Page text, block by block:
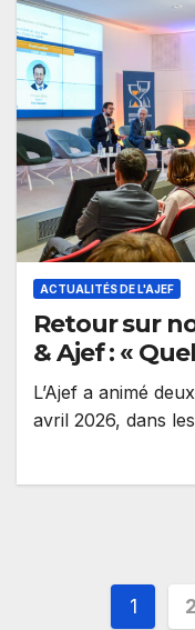
ACTUALITÉS DE L'AJEF
Retour sur
& Ajef : «
française en
retraites ? »
L’Ajef a animé
avril 2026, dans
1 2